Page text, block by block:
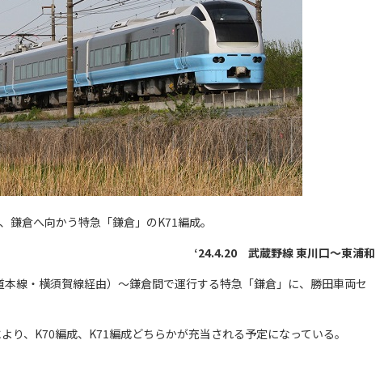
鎌倉へ向かう特急「鎌倉」のK71編成。
‘24.4.20 武蔵野線 東川口～東浦和
線・横須賀線経由）～鎌倉間で運行する特急「鎌倉」に、勝田車両セ
、K70編成、K71編成どちらかが充当される予定になっている。